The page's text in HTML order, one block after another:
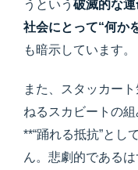
うという 破滅的な
社会にとって“何か
も暗示しています。
また、スタッカー
ねるスカビートの
**“踊れる抵抗”とし
ん。悲劇的である